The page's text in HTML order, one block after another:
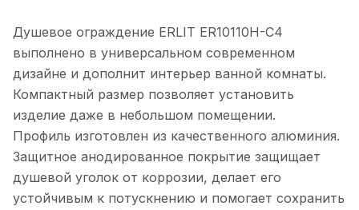
Душевое ограждение ERLIT ER10110H-C4
выполнено в универсальном современном
дизайне и дополнит интерьер ванной комнаты.
Компактный размер позволяет установить
изделие даже в небольшом помещении.
Профиль изготовлен из качественного алюминия.
Защитное анодированное покрытие защищает
душевой уголок от коррозии, делает его
устойчивым к потускнению и помогает сохранить